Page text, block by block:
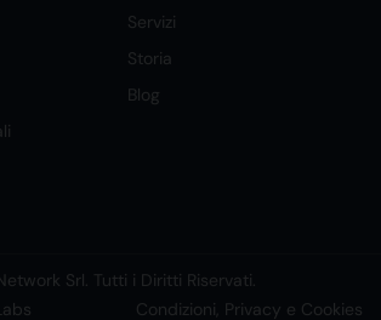
Servizi
Storia
Blog
Srl. Tutti i Diritti Riservati.
Condizioni, Privacy e Cookies